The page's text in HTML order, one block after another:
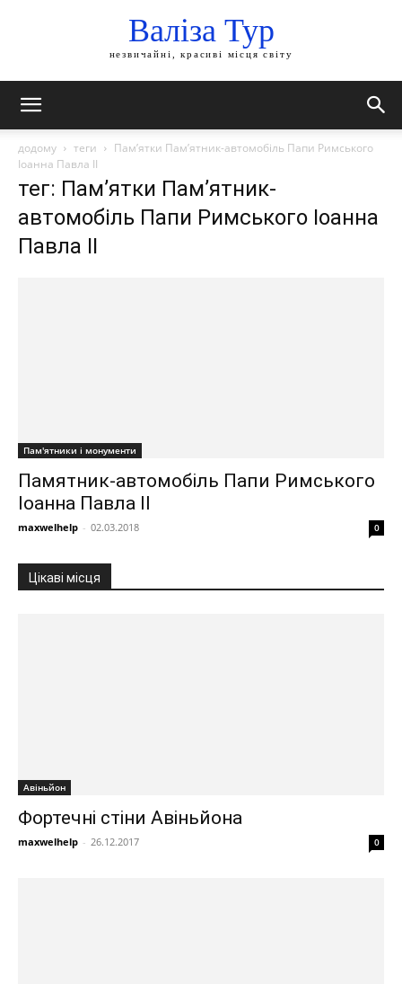
Валіза Тур
незвичайні, красиві місця світу
додому теги
Пам’ятки Пам’ятник-автомобіль Папи Римського
Іоанна Павла II
тег: Пам’ятки Пам’ятник-
автомобіль Папи Римського Іоанна
Павла II
Пам'ятники і монументи
Памятник-автомобіль Папи Римського
Іоанна Павла II
maxwelhelp - 02.03.2018 0
Цікаві місця
Авіньйон
Фортечні стіни Авіньйона
maxwelhelp - 26.12.2017 0